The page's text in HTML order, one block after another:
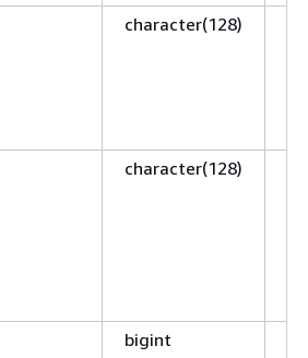
character(128)
character(128)
bigint